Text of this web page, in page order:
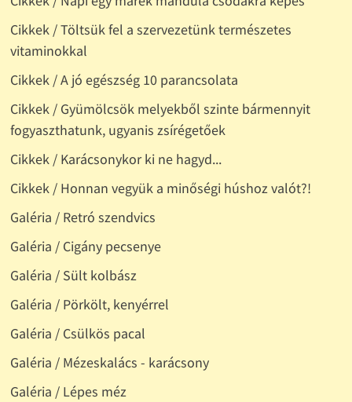
Cikkek / Töltsük fel a szervezetünk természetes
vitaminokkal
Cikkek / A jó egészség 10 parancsolata
Cikkek / Gyümölcsök melyekből szinte bármennyit
fogyaszthatunk, ugyanis zsírégetőek
Cikkek / Karácsonykor ki ne hagyd...
Cikkek / Honnan vegyük a minőségi húshoz valót?!
Galéria / Retró szendvics
Galéria / Cigány pecsenye
Galéria / Sült kolbász
Galéria / Pörkölt, kenyérrel
Galéria / Csülkös pacal
Galéria / Mézeskalács - karácsony
Galéria / Lépes méz